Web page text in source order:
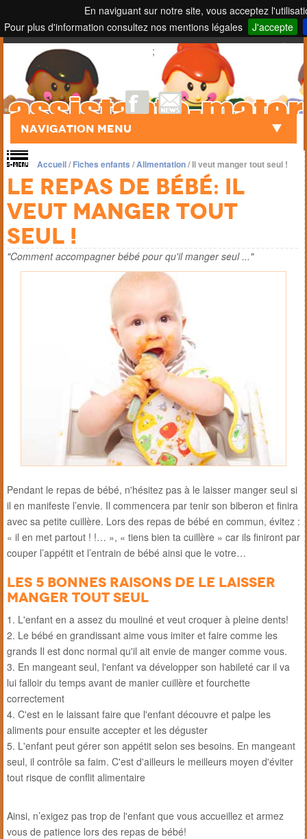
En naviguant sur notre site, vous acceptez
Pour plus d'information consultez nos mentions légales
J'accepte
Touch to Search
;
Navigation Menu
Accueil/Fiches enfants /Alimentation/Il veut manger tout seul !
Le repas de bébé: il
veut manger tout
seul !
"Comment accompagner bébé pour qu'il manger seul ..."
Pendant le repas de bébé, n'hésitez pas à le laisser manger seul si
il en manifeste l’envie. Il commencera par tenir son biberon et finira
avec sa petite cuillère. Lors des repas de bébé en commun, évitez :
« il en met partout ! !… », « tiens bien ta cuillère » car ils finiront par
couper l’appétit et l’entrain de bébé ainsi que le votre…
Les 5 bonnes raisons de le laisser
manger tout seul
L'enfant en a assez du mouliné et veut croquer à pleine dents!
Le bébé en grandissant aime vous imiter et faire comme les
grands Il est donc normal qu'il ait envie de manger comme vous.
En mangeant seul, l'enfant va développer son habileté car il va
lui falloir du temps avant de manier cuillère et fourchette
correctement
C'est en le laissant faire que l'enfant découvre et palpe les
aliments pour ensuite accepter et les déguster
L'enfant peut gérer son appétit selon ses besoins. En mangeant
seul, il contrôle sa faim. C'est d'ailleurs le meilleurs moyen d'éviter
tout risque de conflit alimentaire
Ainsi, n’exigez pas trop de l'enfant que vous accueillez et armez
vous de patience lors des repas de bébé!